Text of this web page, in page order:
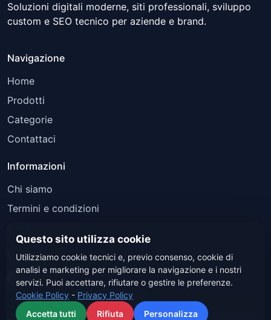
Soluzioni digitali moderne, siti professionali, sviluppo
custom e SEO tecnico per aziende e brand.
Navigazione
Home
Prodotti
Categorie
Contattaci
Informazioni
Chi siamo
Termini e condizioni
Contatti
Contattaci
Questo sito utilizza cookie
Utilizziamo cookie tecnici e, previo consenso, cookie di
analisi e marketing per migliorare la navigazione e i nostri
servizi. Puoi accettare, rifiutare o gestire le preferenze.
Cookie Policy - Privacy Policy
Accetta tutti
Rifiuta Personalizza